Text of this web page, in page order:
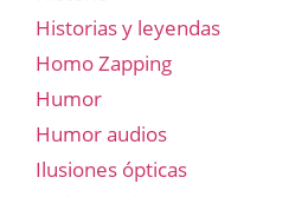
Historias y leyendas
Homo Zapping
Humor
Humor audios
Ilusiones ópticas